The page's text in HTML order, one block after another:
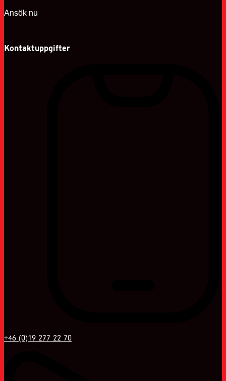
Ansök nu
Kontaktuppgifter
+46 (0)19 277 22 70